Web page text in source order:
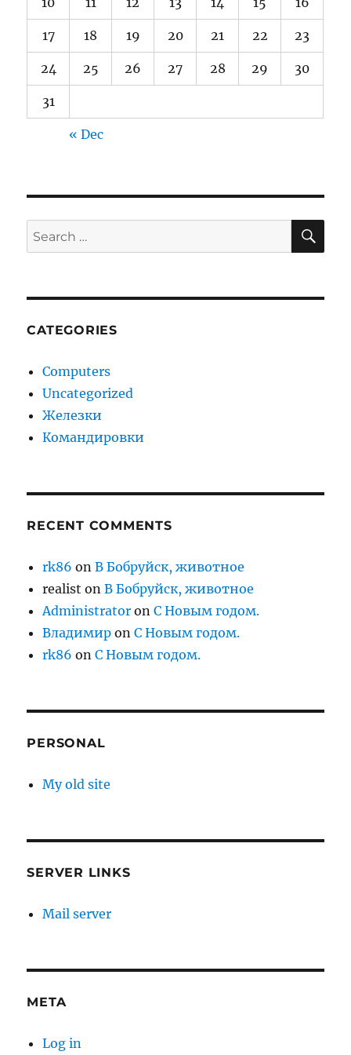
17 18 19 20 21 22 23
24 25 26 27 28 29 30
31
« Dec
Search
for:
CATEGORIES
Computers
Uncategorized
Железки
Командировки
RECENT COMMENTS
rk86 onВ Бобруйск, животное
realist onВ Бобруйск, животное
Administrator onС Новым годом.
Владимир onС Новым годом.
rk86 onС Новым годом.
PERSONAL
My old site
SERVER LINKS
Mail server
META
Log in